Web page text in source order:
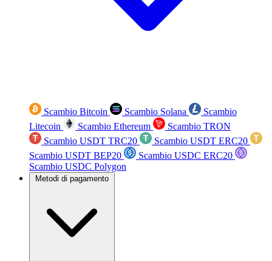
Scambio Bitcoin Scambio Solana
Scambio
Litecoin
Scambio Ethereum
Scambio TRON
Scambio USDT TRC20
Scambio USDT ERC20
Scambio USDT BEP20
Scambio USDC ERC20
Scambio USDC Polygon
Metodi di pagamento